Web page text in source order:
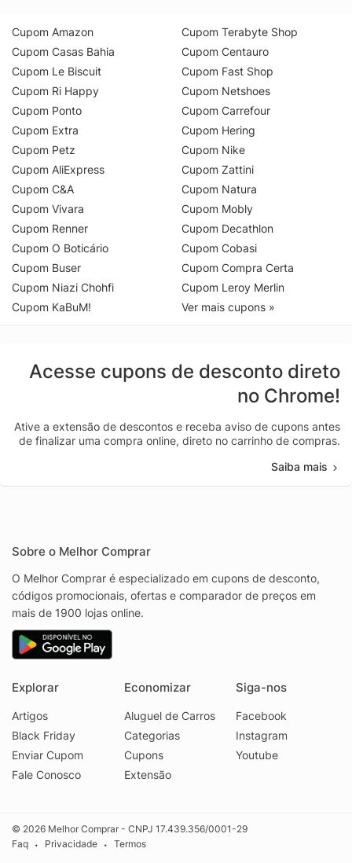
Cupom Amazon
Cupom Casas Bahia
Cupom Le Biscuit
Cupom Ri Happy
Cupom Ponto
Cupom Extra
Cupom Petz
Cupom AliExpress
Cupom C&A
Cupom Vivara
Cupom Renner
Cupom O Boticário
Cupom Buser
Cupom Niazi Chohfi
Cupom KaBuM!
Cupom Terabyte Shop
Cupom Centauro
Cupom Fast Shop
Cupom Netshoes
Cupom Carrefour
Cupom Hering
Cupom Nike
Cupom Zattini
Cupom Natura
Cupom Mobly
Cupom Decathlon
Cupom Cobasi
Cupom Compra Certa
Cupom Leroy Merlin
Ver mais cupons »
Acesse cupons de desconto direto
no Chrome!
Ative a extensão de descontos e receba aviso de cupons antes
de finalizar uma compra online, direto no carrinho de compras.
Saiba mais
Sobre o Melhor Comprar
O Melhor Comprar é especializado em cupons de desconto,
códigos promocionais, ofertas e comparador de preços em
mais de 1900 lojas online.
Explorar
Artigos
Black Friday
Enviar Cupom
Fale Conosco
Economizar
Aluguel de Carros
Categorias
Cupons
Extensão
Siga-nos
Facebook
Instagram
Youtube
© 2026 Melhor Comprar - CNPJ 17.439.356/0001-29
Faq
• Privacidade • Termos